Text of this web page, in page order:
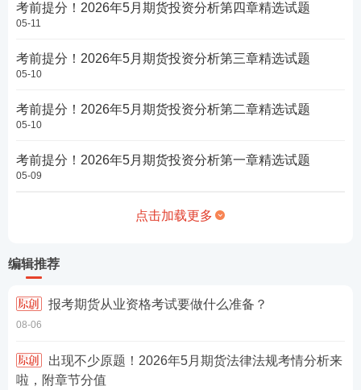
考前提分！2026年5月期货投资分析第四章精选试题
05-11
考前提分！2026年5月期货投资分析第三章精选试题
05-10
考前提分！2026年5月期货投资分析第二章精选试题
05-10
考前提分！2026年5月期货投资分析第一章精选试题
05-09
点击加载更多
编辑推荐
报考期货从业资格考试要做什么准备？
08-06
啦，附章节分值